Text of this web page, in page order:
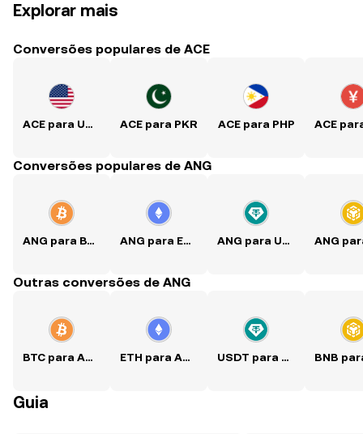
Explorar mais
Conversões populares de ACE
ACE para USD ACE para PKR ACE para PHP
Conversões populares de ANG
ANG para BTC ANG para ETH ANG para USDT
Outras conversões de ANG
BTC para ANG ETH para ANG USDT para ANG
Guia